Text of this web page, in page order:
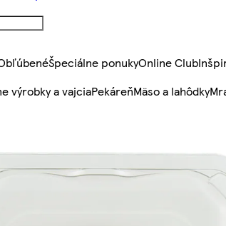
Špeciálne ponukyOnline Club
výrobky a vajciaPekáreňMäso a lahôdky